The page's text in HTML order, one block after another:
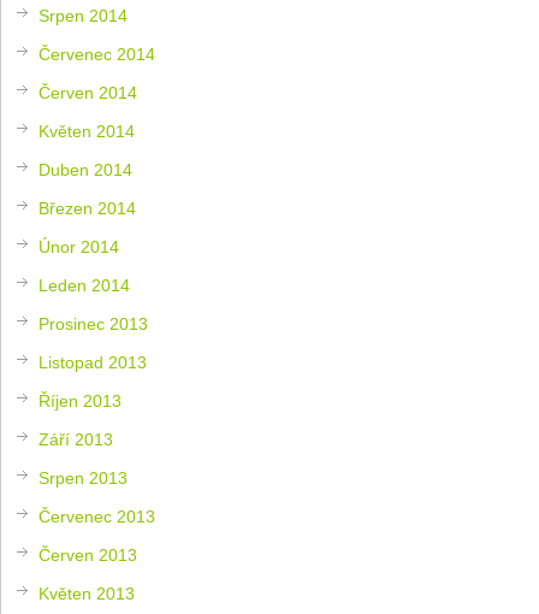
Srpen 2014
Červenec 2014
Červen 2014
Květen 2014
Duben 2014
Březen 2014
Únor 2014
Leden 2014
Prosinec 2013
Listopad 2013
Říjen 2013
Září 2013
Srpen 2013
Červenec 2013
Červen 2013
Květen 2013